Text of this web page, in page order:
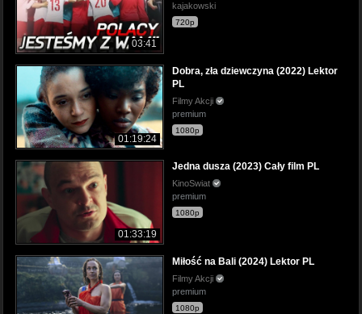
03:41
kajakowski
720p
01:19:24
Dobra, zła dziewczyna (2022) Lektor
PL
Filmy Akcji
premium
1080p
01:33:19
Jedna dusza (2023) Cały film PL
KinoSwiat
premium
1080p
Miłość na Bali (2024) Lektor PL
Filmy Akcji
premium
1080p